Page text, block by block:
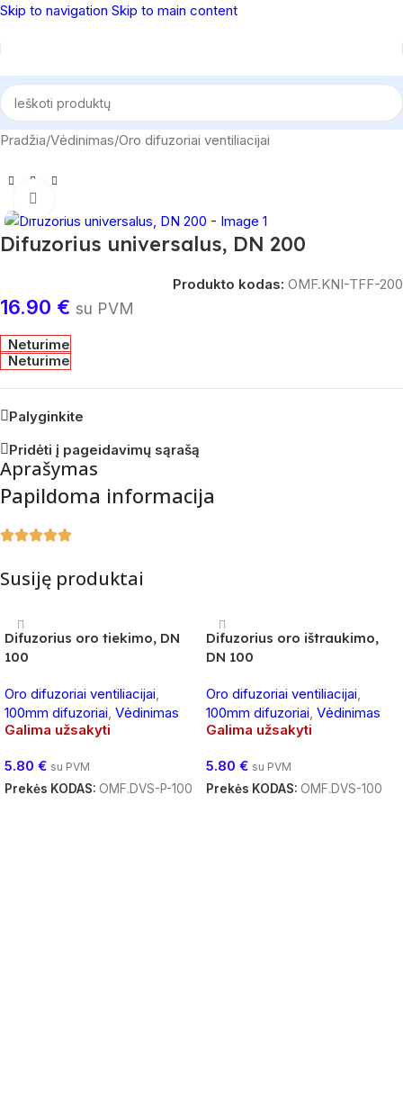
Skip to navigation Skip to main content
Pradžia/Vėdinimas/Oro difuzoriai ventiliacijai
Difuzorius universalus, DN 200
Produkto kodas: OMF.KNI-TFF-200
16.90 € su PVM
Neturime
Neturime
Palyginkite
Pridėti į pageidavimų sąrašą
Aprašymas
Papildoma informacija
Susiję produktai
Difuzorius oro tiekimo, DN
100
Oro difuzoriai ventiliacijai,
100mm difuzoriai, Vėdinimas
Galima užsakyti
5.80 € su PVM
Prekės KODAS: OMF.DVS-P-100
Difuzorius oro ištraukimo,
DN 100
Oro difuzoriai ventiliacijai,
100mm difuzoriai, Vėdinimas
Galima užsakyti
5.80 € su PVM
Prekės KODAS: OMF.DVS-100